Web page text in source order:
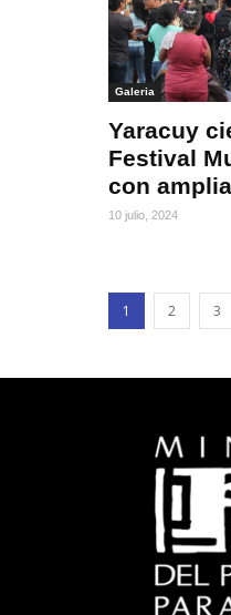
Galeria
Yaracuy
Festival
con
10 julio, 2024
1 2 3